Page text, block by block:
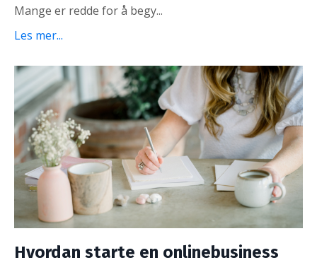
Mange er redde for å begy...
Les mer...
Hvordan starte en onlinebusiness